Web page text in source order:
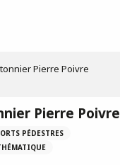
Pierre Poivre
Pierre Poivre
PÉDESTRES